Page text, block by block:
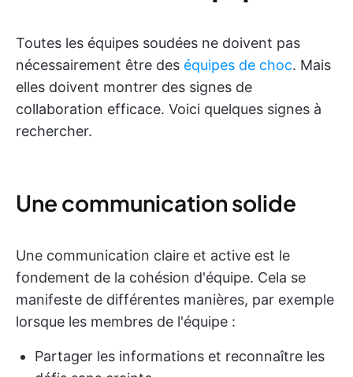
Toutes les équipes soudées ne doivent pas
nécessairement être des équipes de choc. Mais
elles doivent montrer des signes de
collaboration efficace. Voici quelques signes à
rechercher.
Une communication solide
Une communication claire et active est le
fondement de la cohésion d'équipe. Cela se
manifeste de différentes manières, par exemple
lorsque les membres de l'équipe :
Partager les informations et reconnaître les